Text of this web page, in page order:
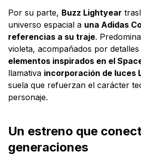
Por su parte, Buzz Lightyear
universo espacial a una Adidas
referencias a su traje.
violeta, acompañados por
elementos inspirados en el
llamativa incorporación de luces
suela que refuerzan el carácter
personaje.
Un estreno que
generaciones